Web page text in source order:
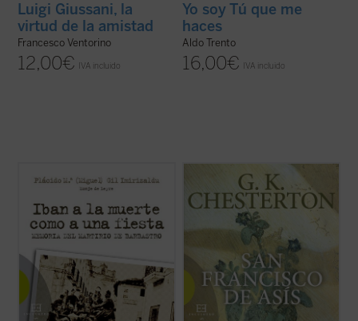
Luigi Giussani, la
virtud de la amistad
Francesco Ventorino
12,00€ IVA incluido
Yo soy Tú que me
haces
Aldo Trento
16,00€ IVA incluido
padre Plácido María Gil Imirizaldu nos
uno de los episodios más sobrecogedores
de aquella Guerra Civil en la que se
desataron todos los demonios: el ...(ver
ficha)
«Me dirijo al hombre de la calle, escéptico
pero también comprensivo, y mi única
esperanza, bastante vaga por cierto, es
que si abordo la biografía de este gran
santo por el lado llamativo y popular que
evidentemente tiene, tal vez logre que ...